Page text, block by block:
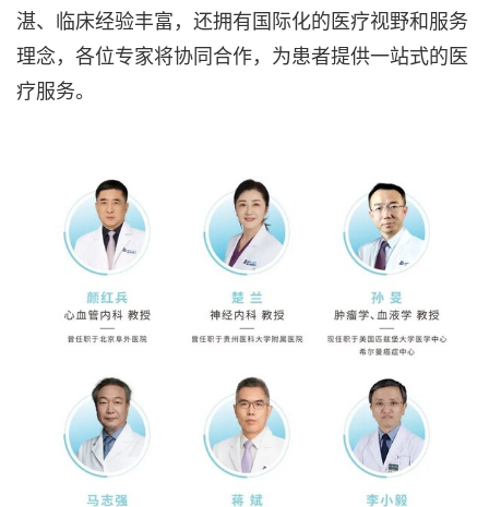
湛、临床经验丰富，还拥有国际化的医疗视野和服务
理念，各位专家将协同合作，为患者提供一站式的医
疗服务。